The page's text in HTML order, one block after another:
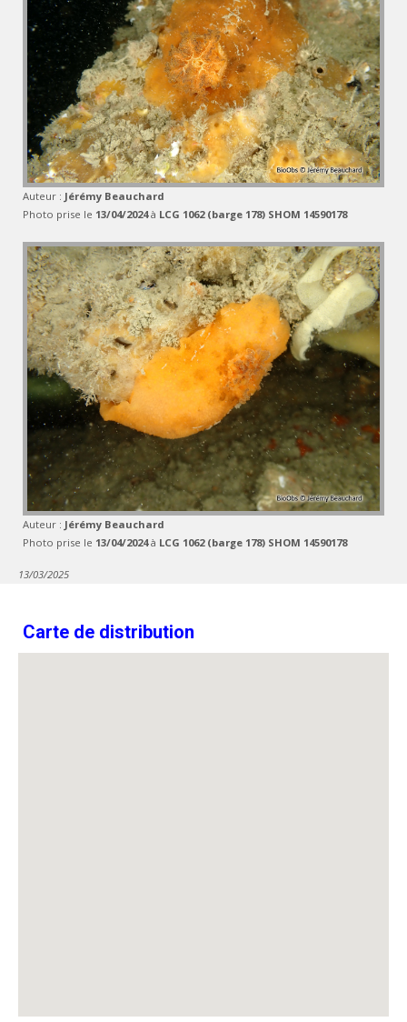
Auteur : Jérémy Beauchard
Photo prise le 13/04/2024à LCG 1062 (barge 178) SHOM 14590178
Auteur : Jérémy Beauchard
Photo prise le 13/04/2024à LCG 1062 (barge 178) SHOM 14590178
13/03/2025
Carte de distribution